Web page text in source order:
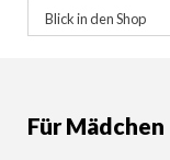
Für Mädchen